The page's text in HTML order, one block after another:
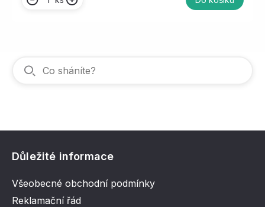
Důležité informace
Všeobecné obchodní podmínky
Reklamační řád